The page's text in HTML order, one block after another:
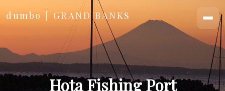
Hota Fishing Port
dumbo | GRAND BANKS